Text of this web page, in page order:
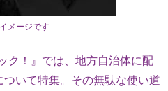
メージです
ク！』では、地方自治体に配
ついて特集。その無駄な使い道